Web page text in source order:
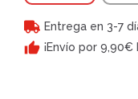
Entrega en 3-7
¡Envío por